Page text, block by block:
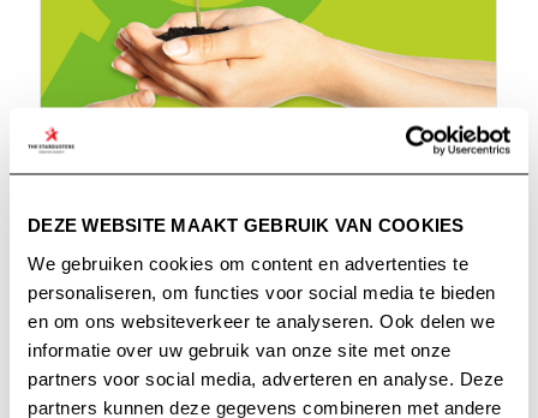
DEZE WEBSITE MAAKT GEBRUIK VAN COOKIES
We gebruiken cookies om content en advertenties te
personaliseren, om functies voor social media te bieden
en om ons websiteverkeer te analyseren. Ook delen we
informatie over uw gebruik van onze site met onze
partners voor social media, adverteren en analyse. Deze
partners kunnen deze gegevens combineren met andere